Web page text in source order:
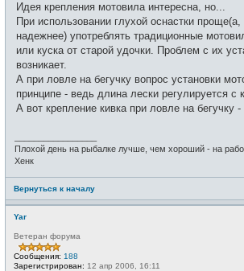
Идея крепления мотовила интересна, но...
При использовании глухой оснастки
надежнее) употреблять традиционные
или куска от старой удочки. Проблем с их
возникает.
А при ловле на бегучку вопрос установки
принципе - ведь длина лески регулируется
А вот крепление кивка при ловле на бегучку
Плохой день на рыбалке лучше, чем хороший - на
Хенк
Вернуться к началу
Yar
Ветеран форума
Сообщения: 188
Зарегистрирован: 12 апр 2006, 16:11